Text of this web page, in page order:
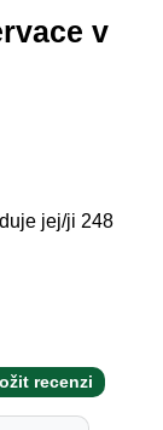
v
jej/ji 248
recenzi